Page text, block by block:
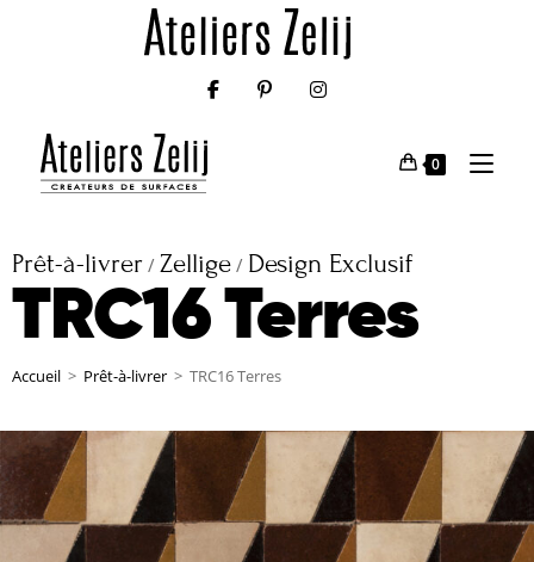
0
Prêt-à-livrer / Zellige / Design Exclusif
TRC16 Terres
Accueil > Prêt-à-livrer > TRC16 Terres